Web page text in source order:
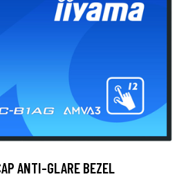
ANTI-GLARE BEZEL